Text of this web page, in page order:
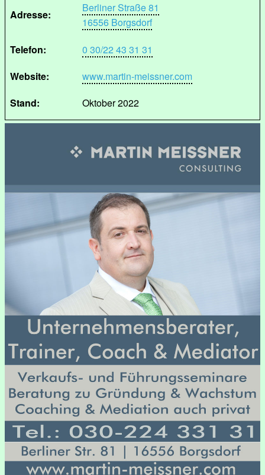
Adresse:
Berliner Straße 81
16556 Borgsdorf
Telefon:
0 30/22 43 31 31
Website:
www.martin-meissner.com
Stand:
Oktober 2022